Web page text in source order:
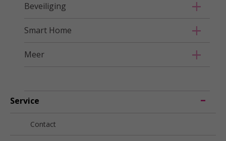
Beveiliging
Smart Home
Meer
Service
Contact